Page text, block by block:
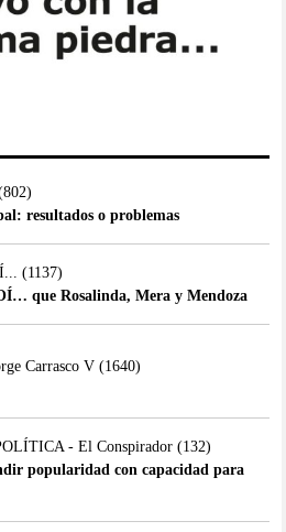
resultados o problemas
(1137)
que Rosalinda, Mera y Mendoza
Carrasco V(1640)
- El Conspirador(132)
popularidad con capacidad para